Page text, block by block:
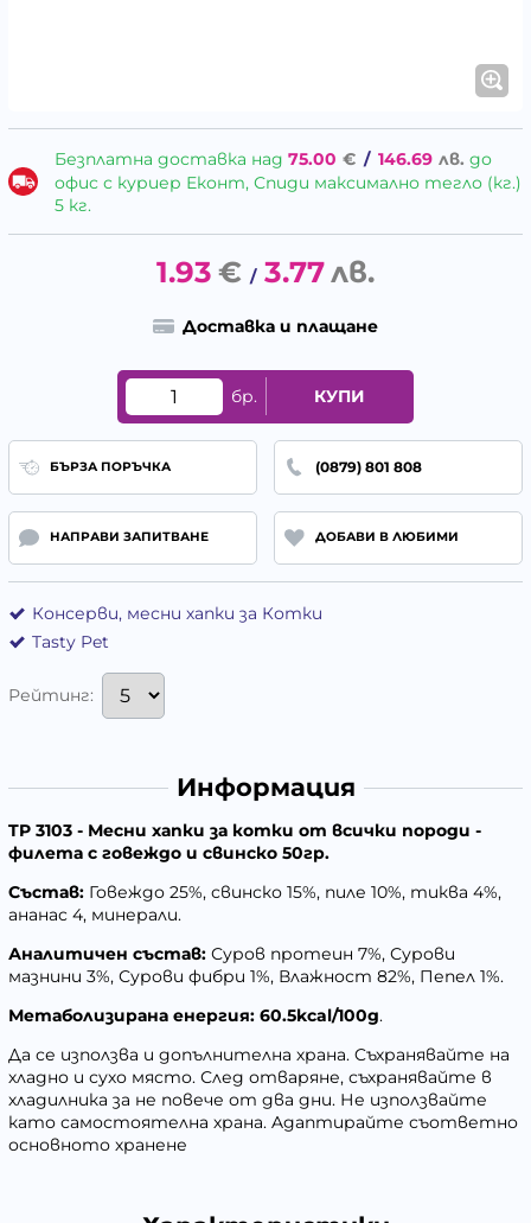
Безплатна доставка над 75.00 € / 146.69 лв. до
офис с куриер Еконт, Спиди максимално тегло (кг.)
5 кг.
1.93 € / 3.77лв.
Доставка и плащане
бр. КУПИ
БЪРЗА ПОРЪЧКА (0879) 801 808
НАПРАВИ ЗАПИТВАНЕ ДОБАВИ В ЛЮБИМИ
Консерви, месни хапки за Котки
Tasty Pet
Рейтинг:
Информация
TP 3103 - Месни хапки за котки от всички породи -
филета с говеждо и свинско 50гр.
Състав: Говеждо 25%, свинско 15%, пиле 10%, тиква 4%,
ананас 4, минерали.
Аналитичен състав: Суров протеин 7%, Сурови
мазнини 3%, Сурови фибри 1%, Влажност 82%, Пепел 1%.
Метаболизирана енергия: 60.5kcal/100g.
Да се използва и допълнителна храна. Cъхранявайте на
хладно и сухо място. След отваряне, съхранявайте в
хладилника за не повече от два дни. Не използвайте
като самостоятелна храна. Aдаптирайте съответно
основното хранене